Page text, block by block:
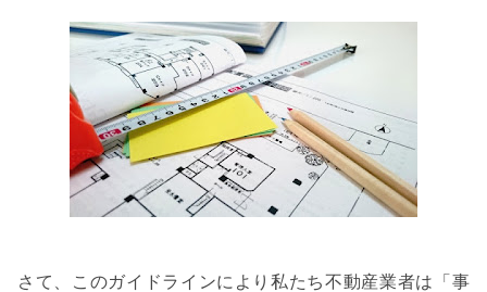
さて、このガイドラインにより私たち不動産業者は「事